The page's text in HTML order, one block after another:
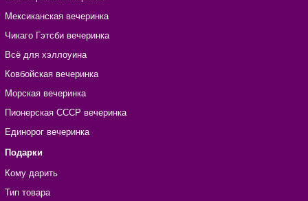
Мексиканская вечеринка
Чикаго Гэтсби вечеринка
Всё для хэллоуина
Ковбойская вечеринка
Морская вечеринка
Пионерская СССР вечеринка
Единорог вечеринка
Подарки
Кому дарить
Тип товара